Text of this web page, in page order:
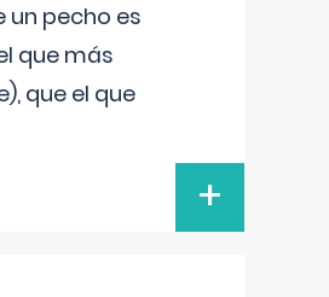
un pecho es
que más
que el que
+